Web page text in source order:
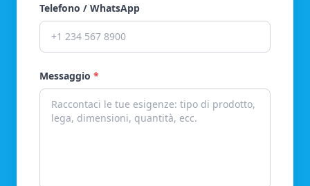
Telefono / WhatsApp
Messaggio *